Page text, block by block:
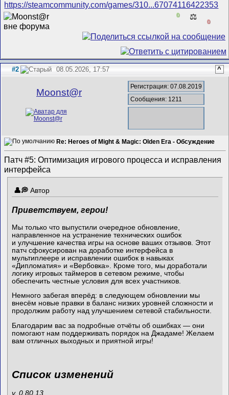
https://steamcommunity.com/games/310...67074116422353
0 ⚖️
0
#2 08.05.2026, 17:57 ^
Mооnst@r
Регистрация: 07.08.2019
Сообщения: 1211
Re: Heroes of Might & Magic: Olden Era - Обсуждение
Патч #5: Оптимизация игрового процесса и исправления
интерфейса
Автор
Приветствуем, герои!
Мы только что выпустили очередное обновление,
направленное на устранение технических ошибок
и улучшение качества игры на основе ваших отзывов. Этот
патч сфокусирован на доработке интерфейса в
мультиплеере и исправлении ошибок в навыках
«Дипломатия» и «Вербовка». Кроме того, мы доработали
логику игровых таймеров в сетевом режиме, чтобы
обеспечить честные условия для всех участников.
Немного забегая вперёд: в следующем обновлении мы
внесём новые правки в баланс низких уровней сложности и
продолжим работу над улучшением сетевой стабильности.
Благодарим вас за подробные отчёты об ошибках — они
помогают нам поддерживать порядок на Джадаме! Желаем
вам отличных выходных и приятной игры!
Список изменений
v. 0.80.13